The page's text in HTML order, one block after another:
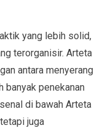
yang lebih solid,
terorganisir. Arteta
antara menyerang
banyak penekanan
di bawah Arteta
juga